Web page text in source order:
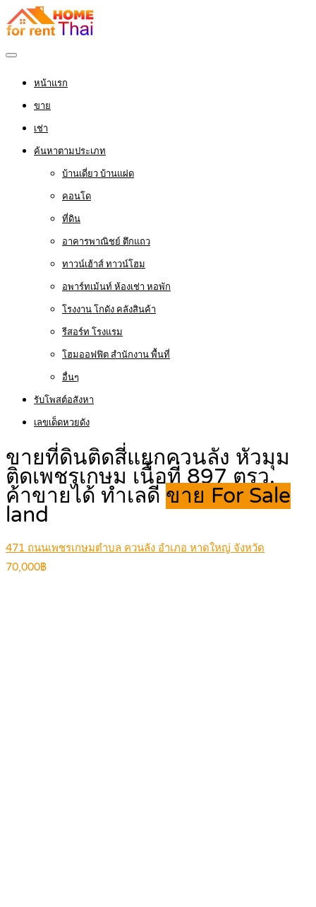
หน้าแรก
ขาย
เช่า
ค้นหาตามประเภท
บ้านเดี่ยว บ้านแฝด
คอนโด
ที่ดิน
อาคารพาณิชย์ ตึกแถว
ทาวน์เฮ้าส์ ทาวน์โฮม
อพาร์ทเม้นท์ ห้องเช่า หอพัก
โรงงาน โกดัง คลังสินค้า
รีสอร์ท โรงแรม
โฮมออฟฟิต สำนักงาน พื้นที่
อื่นๆ
รับโพสต์อสังหา
เลขเด็ดหวยดัง
ขายที่ดินติดสี่แยกควนลัง หัวมุม
ติดเพชรเกษม เนื้อที่ 897 ตรว.
ค้าขายได้ ทำเลดี ขาย For Sale
land
471 ถนนเพชรเกษมตำบล ควนลัง อำเภอ หาดใหญ่ จังหวัด
70,000฿